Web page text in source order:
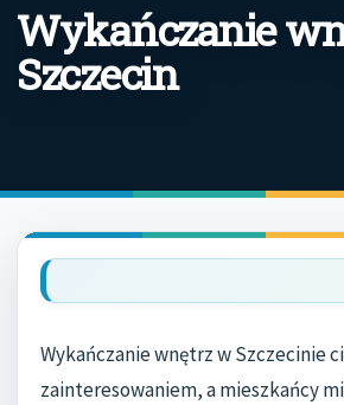
Wykańczanie
Szczecin
Wykańczanie wnętrz w Szczecinie
zainteresowaniem, a mieszkańcy